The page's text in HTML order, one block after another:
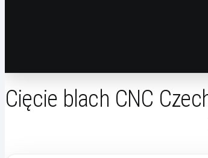
Cięcie blach CNC